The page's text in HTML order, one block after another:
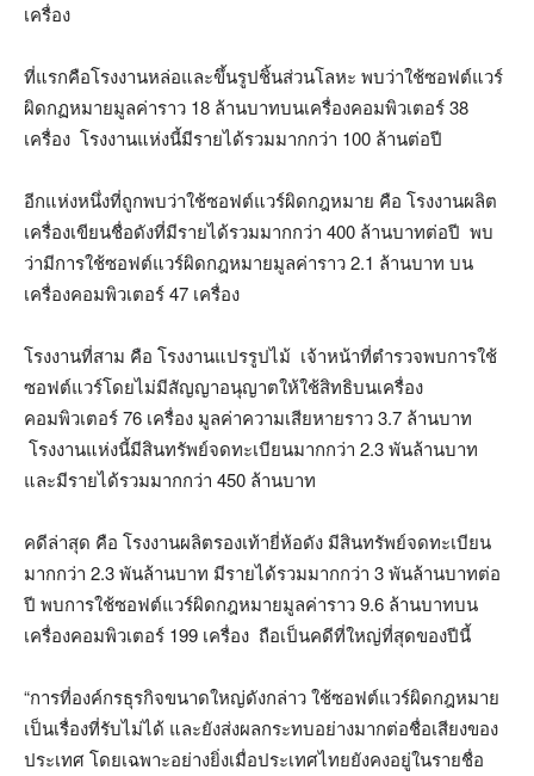
เครื่อง
ที่แรกคือโรงงานหล่อและขึ้นรูปชิ้นส่วนโลหะ พบว่าใช้ซอฟต์แวร์
ผิดกฏหมายมูลค่าราว 18 ล้านบาทบนเครื่องคอมพิวเตอร์ 38
เครื่อง โรงงานแห่งนี้มีรายได้รวมมากกว่า 100 ล้านต่อปี
อีกแห่งหนึ่งที่ถูกพบว่าใช้ซอฟต์แวร์ผิดกฎหมาย คือ โรงงานผลิต
เครื่องเขียนชื่อดังที่มีรายได้รวมมากกว่า 400 ล้านบาทต่อปี พบ
ว่ามีการใช้ซอฟต์แวร์ผิดกฎหมายมูลค่าราว 2.1 ล้านบาท บน
เครื่องคอมพิวเตอร์ 47 เครื่อง
โรงงานที่สาม คือ โรงงานแปรรูปไม้ เจ้าหน้าที่ตำรวจพบการใช้
ซอฟต์แวร์โดยไม่มีสัญญาอนุญาตให้ใช้สิทธิบนเครื่อง
คอมพิวเตอร์ 76 เครื่อง มูลค่าความเสียหายราว 3.7 ล้านบาท
โรงงานแห่งนี้มีสินทรัพย์จดทะเบียนมากกว่า 2.3 พันล้านบาท
และมีรายได้รวมมากกว่า 450 ล้านบาท
คดีล่าสุด คือ โรงงานผลิตรองเท้ายี่ห้อดัง มีสินทรัพย์จดทะเบียน
มากกว่า 2.3 พันล้านบาท มีรายได้รวมมากกว่า 3 พันล้านบาทต่อ
ปี พบการใช้ซอฟต์แวร์ผิดกฎหมายมูลค่าราว 9.6 ล้านบาทบน
เครื่องคอมพิวเตอร์ 199 เครื่อง ถือเป็นคดีที่ใหญ่ที่สุดของปีนี้
“การที่องค์กรธุรกิจขนาดใหญ่ดังกล่าว ใช้ซอฟต์แวร์ผิดกฎหมาย
เป็นเรื่องที่รับไม่ได้ และยังส่งผลกระทบอย่างมากต่อชื่อเสียงของ
ประเทศ โดยเฉพาะอย่างยิ่งเมื่อประเทศไทยยังคงอยู่ในรายชื่อ